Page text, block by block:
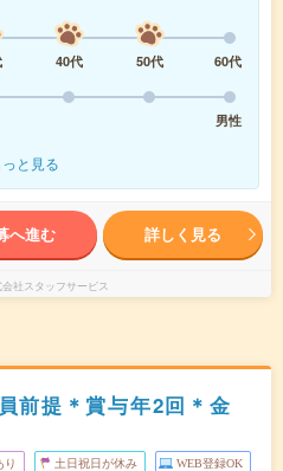
40代 50代
60代
男性
っと見る
へ進む 詳しく見る
社スタッフサービス
前提＊賞与年2回＊金
り 土日祝日が休み WEB登録OK